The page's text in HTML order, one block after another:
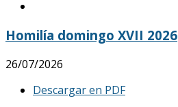
Homilía domingo XVII 2026
26/07/2026
Descargar en PDF